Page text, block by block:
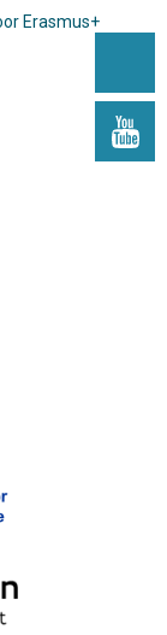
Erasmus+